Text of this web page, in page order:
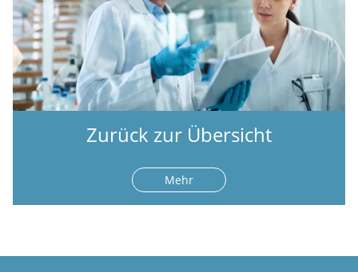
Zurück zur Übersicht
Mehr